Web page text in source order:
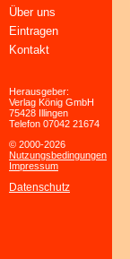
Über uns
Eintragen
Kontakt
Herausgeber:
Verlag König GmbH
75428 Illingen
Telefon 07042 21674
© 2000-2026
Nutzungsbedingungen
Impressum
Datenschutz